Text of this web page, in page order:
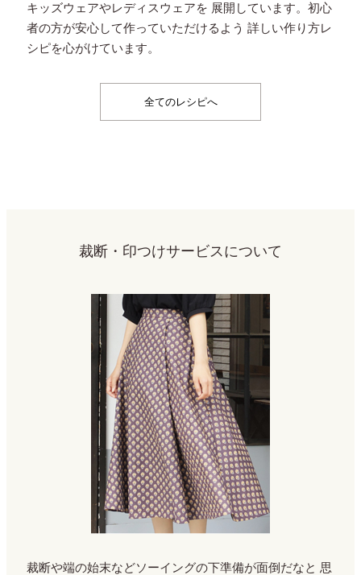
キッズウェアやレディスウェアを 展開しています。初心
者の方が安心して作っていただけるよう 詳しい作り方レ
シピを心がけています。
全てのレシピへ
裁断・印つけサービスについて
裁断や端の始末などソーイングの下準備が面倒だなと 思